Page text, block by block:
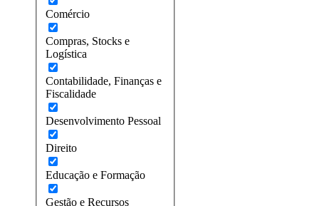
Comércio
Compras, Stocks e
Logística
Contabilidade, Finanças e
Fiscalidade
Desenvolvimento Pessoal
Direito
Educação e Formação
Gestão e Recursos